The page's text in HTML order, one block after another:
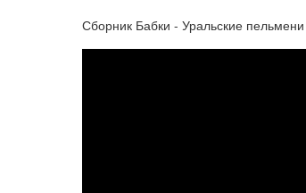
Сборник Бабки - Уральские пельмени